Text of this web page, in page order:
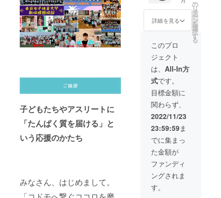
子どもたちやアスリートに
「たんぱく質を届ける」と
いう応援のかたち
みなさん、はじめまして。
す！子
どもた
スリー
トと同
じたん
ぱく質
を食し
て、健
康生活
を営ん
で頂け
れば幸
いで
す。
消、肥
にお役
立てい
き、喜
び多い
健康生
活を営
ただく
ことを
願って
おりま
す。 ★
ラグレ
スプロ
テイン
250gグ
リーン
ティー
味（西
尾の抹
グレ
ス・
ワーク
をお送
す。
少しで
力低下
防止、
運動不
足解
消、肥
にお役
立てい
き、喜
び多い
活を営
をご紹
介する
REPOR
ます。
もたち
の笑顔
は皆様
一人一
人のご
支援の
賜物だ
とご実
だけれ
ば幸い
です。
★宅ト
レブッ
ク
→「
りしま
す。】
★お礼
メール
ドモへ
繋ぐコ
コロを
磨く 」
運営事
務局よ
りお礼
のメー
ルをお
送りし
ます。
★LUXL
ESS通
信→寄
贈活動
や団体
様など
をご紹
LUXLE
SS通
信、ラ
プロテ
イン
1,000g
（1kg）
お好き
な味を1
年間、
毎月お
送りし
ま
す。】
★お好
きな味
のラグ
レスプ
ロテイ
ン
1,000g
詳細を見る
の
リ
タ
ー
ン
を
選
択
す
る
このプロ
ジェクト
は、 All-In方
式です。
目標金額に
関わらず、
2022/11/23
23:59:59ま
でに集まっ
た金額が
ファンディ
ングされま
す。